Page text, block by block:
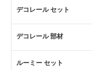
デコレール セット
デコレール 部材
ルーミー セット